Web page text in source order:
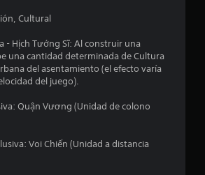
a
s
e
2
Cultural
- Hịch Tướng Sĩ: Al construir una
una cantidad determinada de Cultura
del asentamiento (el efecto varía
del juego).
Quận Vương (Unidad de colono
Voi Chiến (Unidad a distancia